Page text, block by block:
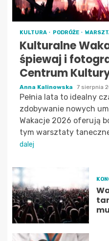
KULTURA PODRÓŻE
Kulturalne
śpiewaj i
Centrum
Anna Kalinowska 7 sierpnia
Pełnia lata to idealny
zdobywanie nowych
Wakacje 2026 oferują
tym warsztaty
dalej